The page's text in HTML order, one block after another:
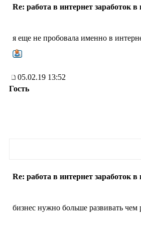
Re: работа в интернет заработок в
я еще не пробовала именно в
05.02.19 13:52
Гость
Re: работа в интернет заработок в
бизнес нужно больше развивать чем